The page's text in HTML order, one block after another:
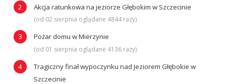
Akcja ratunkowa na jeziorze Głębokim w Szczecinie
(od 02 sierpnia oglądane 4844 razy)
Pożar domu w Mierzynie
(od 01 sierpnia oglądane 4136 razy)
Tragiczny finał wypoczynku nad Jeziorem Głębokie w
Szczecinie